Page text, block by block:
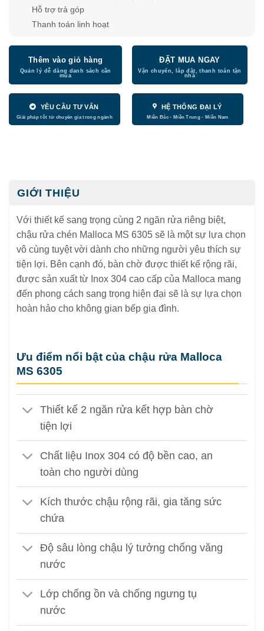
Hỗ trợ trả góp
Thanh toán linh hoạt
Thêm vào giỏ hàng ĐẶT MUA NGAY
YÊU CẦU TƯ VẤN HỆ THỐNG ĐẠI LÝ
GIỚI THIỆU
Với thiết kế sang trọng cùng 2 ngăn rửa riêng biệt,
chậu rửa chén Malloca MS 6305 sẽ là một sự lựa chọn
vô cùng tuyệt vời dành cho những người yêu thích sự
tiện lợi. Bên cạnh đó, bàn chờ được thiết kế rộng rãi,
được sản xuất từ Inox 304 cao cấp của Malloca mang
đến phong cách sang trọng hiện đại sẽ là sự lựa chọn
hoàn hảo cho không gian bếp gia đình.
Ưu điểm nổi bật của chậu rửa Malloca
MS 6305
Thiết kế 2 ngăn rửa kết hợp bàn chờ
tiện lợi
Chất liệu Inox 304 có độ bền cao, an
toàn cho người dùng
Kích thước chậu rộng rãi, gia tăng sức
chứa
Độ sâu lòng chậu lý tưởng chống văng
nước
Lớp chống ồn và chống ngưng tụ
nước